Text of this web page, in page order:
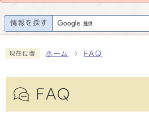
情報を探す
現在位置 ホーム FAQ
FAQ